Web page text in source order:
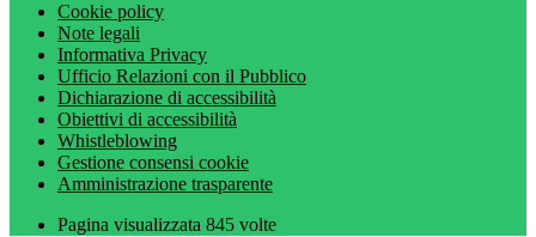
Cookie policy
Note legali
Informativa Privacy
Ufficio Relazioni con il Pubblico
Dichiarazione di accessibilità
Obiettivi di accessibilità
Whistleblowing
Gestione consensi cookie
Amministrazione trasparente
Pagina visualizzata 845 volte